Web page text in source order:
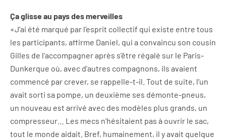
Ça glisse au pays des merveilles
«J’ai été marqué par l’esprit collectif qui existe entre tous
les participants, affirme Daniel, qui a convaincu son cousin
Gilles de l’accompagner après s’être régalé sur le Paris-
Dunkerque où, avec d’autres compagnons, ils avaient
commencé par crever, se rappelle-t-il. Tout de suite, l’un
avait sorti sa pompe, un deuxième ses démonte-pneus,
un nouveau est arrivé avec des modèles plus grands, un
compresseur… Les mecs n’hésitaient pas à ouvrir le sac,
tout le monde aidait. Bref, humainement, il y avait quelque